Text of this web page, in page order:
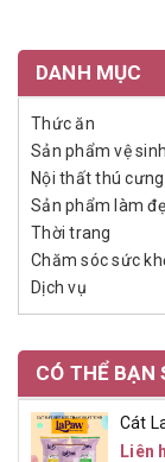
DANH MỤC
Thức ăn
Sản phẩm vệ sinh
Nội thất thú cưng
Sản phẩm làm
Thời trang
Chăm sóc sức
Dịch vụ
CÓ THỂ BẠN
Cát
Liên